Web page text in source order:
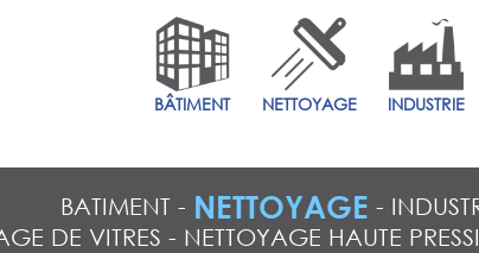
BÂTIMENT NETTOYAGE INDUSTRIE
BATIMENT- NETTOYAGE -
DE VITRES - NETTOYAGE HAUTE